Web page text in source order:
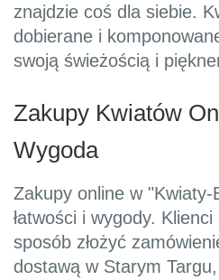
znajdzie coś dla siebie.
dobierane i
swoją świeżością i
Zakupy Kwiatów
Wygoda
Zakupy online w
łatwości i wygody.
sposób złożyć
dostawą w Starym